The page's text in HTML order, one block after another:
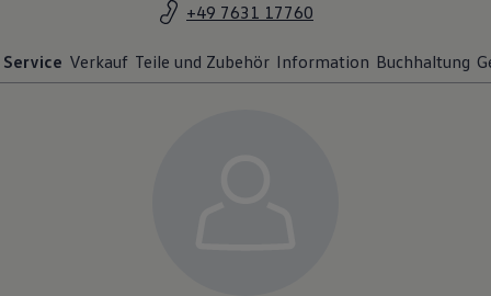
+49 7631 17760
Service Verkauf Teile und Zubehör Information Buchhaltung